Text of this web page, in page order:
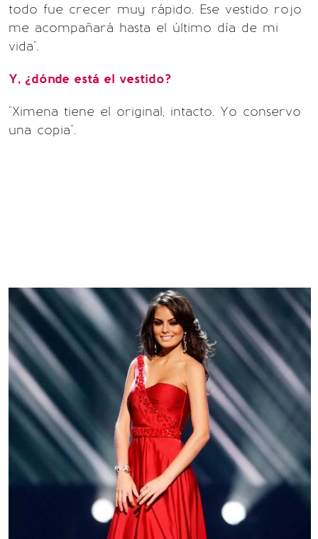
todo fue crecer muy rápido. Ese vestido rojo
me acompañará hasta el último día de mi
vida".
Y, ¿dónde está el vestido?
"Ximena tiene el original, intacto. Yo conservo
una copia".